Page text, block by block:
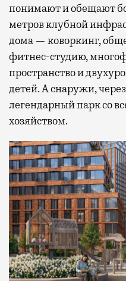
понимают и обещают
метров клубной
дома — коворкинг,
фитнес-студию,
пространство и
детей. А снаружи,
легендарный парк со
хозяйством.